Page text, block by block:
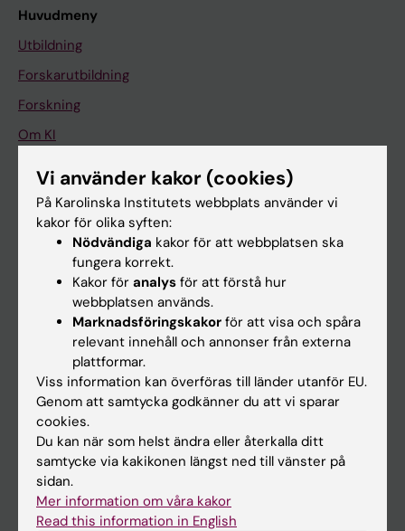
Huvudmeny
Utbildning
Forskarutbildning
Forskning
Om KI
På gång
Nyheter
Kalender
Schema
Studentmejlen
Kurs- och programwebbar
Student på KI
Vi använder kakor (cookies)
På Karolinska Institutets webbplats använder vi
kakor för olika syften:
Nödvändiga kakor för att webbplatsen ska
fungera korrekt.
Kakor för analys för att förstå hur
webbplatsen används.
Marknadsföringskakor för att visa och spåra
relevant innehåll och annonser från externa
plattformar.
Viss information kan överföras till länder utanför EU.
Genom att samtycka godkänner du att vi sparar
cookies.
Du kan när som helst ändra eller återkalla ditt
samtycke via kakikonen längst ned till vänster på
sidan.
Mer information om våra kakor
Read this information in English